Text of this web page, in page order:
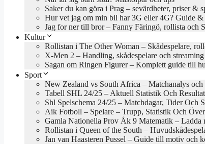
Saker du kan göra i Prag – sevärdheter, priser &
Hur vet jag om min bil har 3G eller 4G? Guide &
Jag for ner till bror – Fanny Färingö, rollista och
Kultur
Rollistan i The Other Woman – Skådespelare,
X-Men 2 – Handling, skådespelare och
Sagan om Ringen Figurer – Komplett guide till
Sport
New Zealand vs South Africa – Matchanalys och
Tabell SHL 24/25 – Aktuell Statistik Och Resultat
Shl Spelschema 24/25 – Matchdagar, Tider Och
Aik Fotboll – Spelare – Trupp, Statistik Och
Gamla Nationella Prov Åk 9 Matematik – Ladda
Rollistan i Queen of the South –
Jan van Haasteren Pussel – Guide till motiv och